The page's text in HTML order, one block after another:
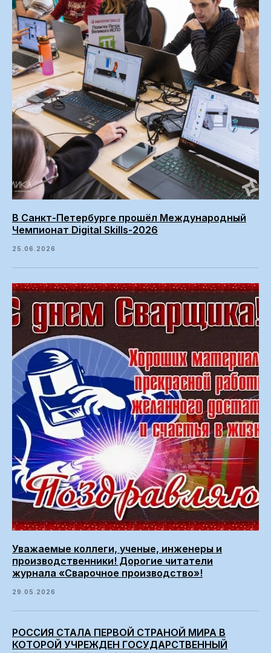
В Санкт-Петербурге прошёл Международный
Чемпионат Digital Skills-2026
25.06.2026
Уважаемые коллеги, ученые, инженеры и
производственники! Дорогие читатели
журнала «Сварочное производство»!
29.05.2026
РОССИЯ СТАЛА ПЕРВОЙ СТРАНОЙ МИРА В
КОТОРОЙ УЧРЕЖДЕН ГОСУДАРСТВЕННЫЙ